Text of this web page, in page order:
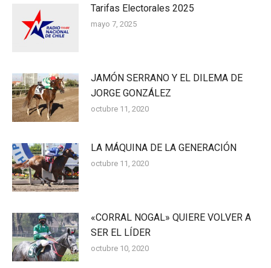
Tarifas Electorales 2025
mayo 7, 2025
JAMÓN SERRANO Y EL DILEMA DE
JORGE GONZÁLEZ
octubre 11, 2020
LA MÁQUINA DE LA GENERACIÓN
octubre 11, 2020
«CORRAL NOGAL» QUIERE VOLVER A
SER EL LÍDER
octubre 10, 2020